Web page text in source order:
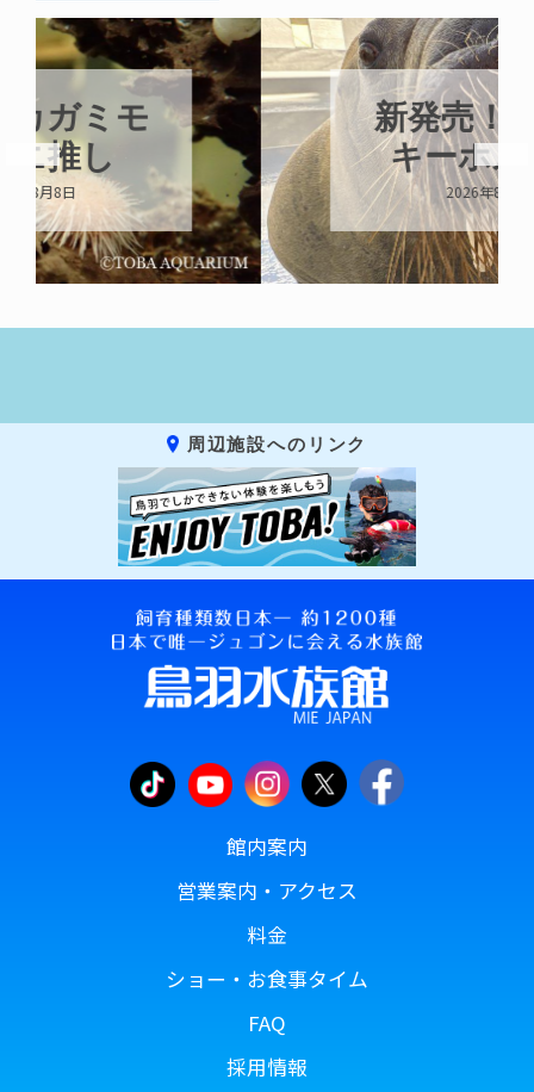
新発売！いちこ
キーホルダー
2026年8月8日
周辺施設へのリンク
館内案内
営業案内・アクセス
料金
ショー・お食事タイム
FAQ
採用情報